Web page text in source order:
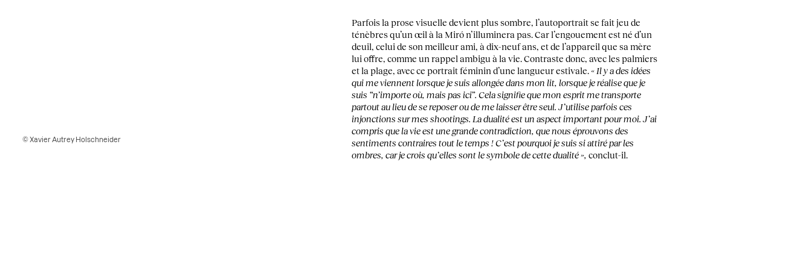
© Xavier Autrey Holschneider
Parfois la prose visuelle devient plus sombre, l’autoportrait se fait jeu de
ténèbres qu’un œil à la Miró n’illuminera pas. Car l’engouement est né d’un
deuil, celui de son meilleur ami, à dix-neuf ans, et de l’appareil que sa mère
lui offre, comme un rappel ambigu à la vie. Contraste donc, avec les palmiers
et la plage, avec ce portrait féminin d’une langueur estivale.« Il y a des idées
qui me viennent lorsque je suis allongée dans mon lit, lorsque je réalise que je
suis “n’importe où, mais pas ici”. Cela signifie que mon esprit me transporte
partout au lieu de se reposer ou de me laisser être seul. J’utilise parfois ces
injonctions sur mes shootings. La dualité est un aspect important pour moi. J’ai
compris que la vie est une grande contradiction, que nous éprouvons des
sentiments contraires tout le temps ! C’est pourquoi je suis si attiré par les
ombres, car je crois qu’elles sont le symbole de cette dualité », conclut-il.